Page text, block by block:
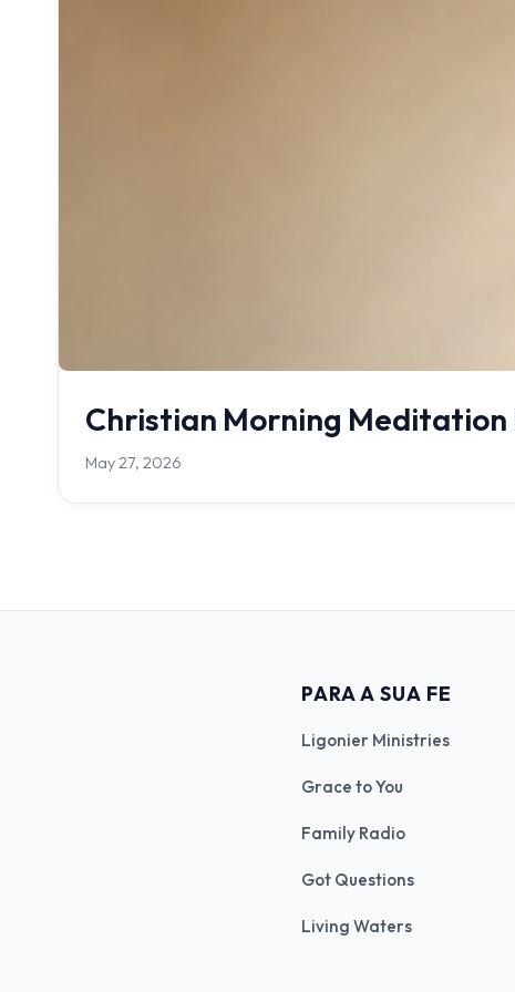
Christian Morning Meditation
May 27, 2026
PARA A SUA FE
Ligonier Ministries
Grace to You
Family Radio
Got Questions
Living Waters